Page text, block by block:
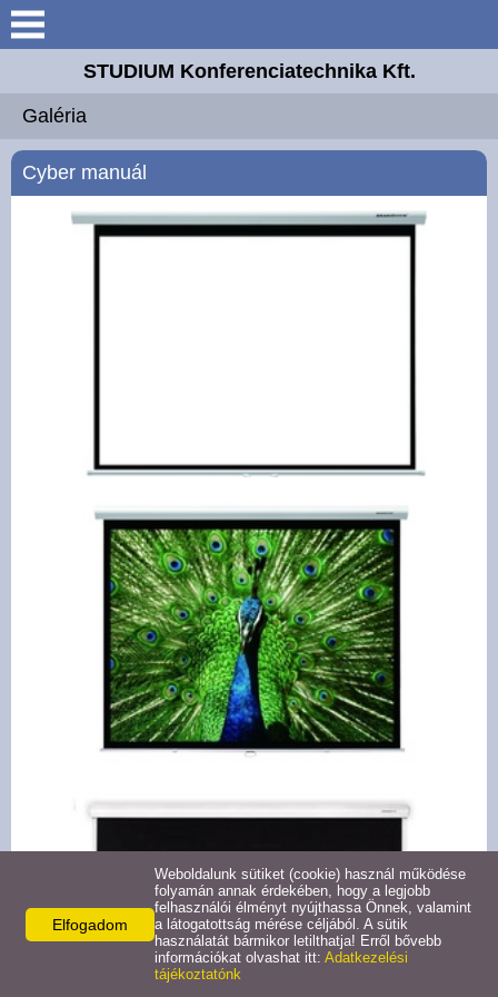
Keresés
Elérhetőségek
Galéria
Cyber manual
Cyber motoros
Oldalfeszített
Álmennyezeti vászon
Fix keretes vászon
Fix íves vászon
X-Press manual
X-Press motoros
STUDIUM Konferenciatechnika Kft.
Galéria
Cyber manuál
Elfogadom
Weboldalunk sütiket (cookie) használ működése
folyamán annak érdekében, hogy a legjobb
felhasználói élményt nyújthassa Önnek, valamint
a látogatottság mérése céljából. A sütik
használatát bármikor letilthatja! Erről bővebb
információkat olvashat itt: Adatkezelési
tájékoztatónk